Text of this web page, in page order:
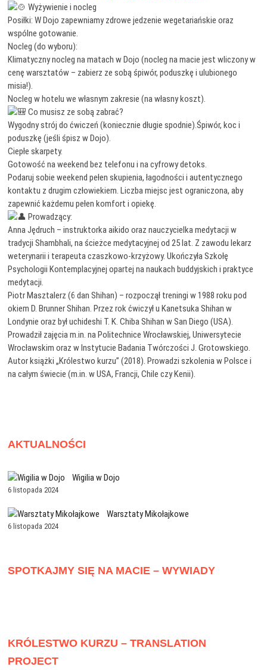
Wyżywienie i nocleg
Posiłki: W Dojo zapewniamy zdrowe jedzenie wegetariańskie oraz
wspólne gotowanie.
Nocleg (do wyboru):
Klimatyczny nocleg na matach w Dojo (nocleg na macie jest wliczony w
cenę warsztatów – zabierz ze sobą śpiwór, poduszkę i ulubionego
misia!).
Nocleg w hotelu we własnym zakresie (na własny koszt).
Co musisz ze sobą zabrać?
Wygodny strój do ćwiczeń (koniecznie długie spodnie).Śpiwór, koc i
poduszkę (jeśli śpisz w Dojo).
Ciepłe skarpety.
Gotowość na weekend bez telefonu i na cyfrowy detoks.
Podaruj sobie weekend pełen skupienia, łagodności i autentycznego
kontaktu z drugim człowiekiem. Liczba miejsc jest ograniczona, aby
zapewnić każdemu pełen komfort i opiekę.
Prowadzący:
Anna Jędruch – instruktorka aikido oraz nauczycielka medytacji w
tradycji Shambhali, na ścieżce medytacyjnej od 25 lat. Z zawodu lekarz
weterynarii i terapeuta czaszkowo-krzyżowy. Ukończyła Szkołę
Psychologii Kontemplacyjnej opartej na naukach buddyjskich i praktyce
medytacji.
Piotr Masztalerz (6 dan Shihan) – rozpoczął treningi w 1988 roku pod
okiem D. Brunner Shihan. Przez rok ćwiczył u Kanetsuka Shihan w
Londynie oraz był uchideshi T. K. Chiba Shihan w San Diego (USA).
Prowadził zajęcia m.in. na Politechnice Wrocławskiej, Uniwersytecie
Wrocławskim oraz w Instytucie Badania Twórczości J. Grotowskiego.
Autor książki „Królestwo kurzu” (2018). Prowadzi szkolenia w Polsce i
na całym świecie (m.in. w USA, Francji, Chile czy Kenii).
AKTUALNOŚCI
Wigilia w Dojo
6 listopada 2024
Warsztaty Mikołajkowe
6 listopada 2024
SPOTKAJMY SIĘ NA MACIE – WYWIADY
KRÓLESTWO KURZU – TRANSLATION
PROJECT